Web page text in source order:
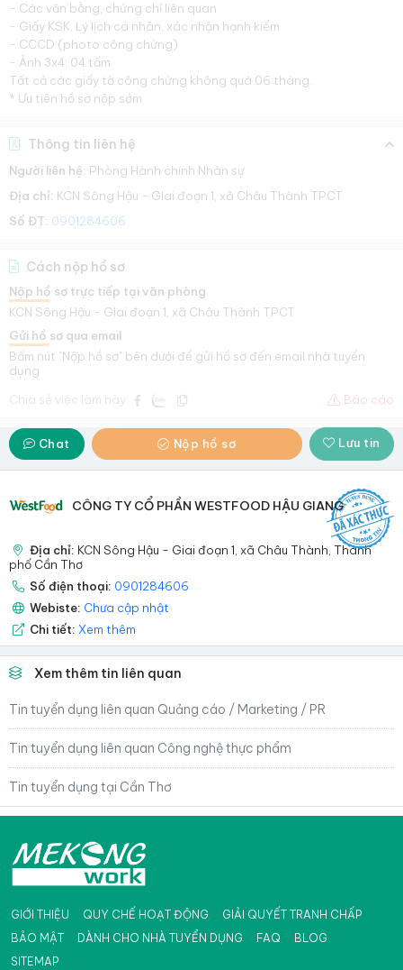
- Các văn bằng, chứng chỉ liên quan
- Giấy KSK, Lý lịch cá nhân, xác nhận hạnh kiểm
- CCCD (photo công chứng)
- Ảnh 3x4: 04 tấm
Tất cả các giấy tờ công chứng không quá 06 tháng.
* Ưu tiên hồ sơ nộp sớm
Thông tin liên hệ
Người liên hệ: Phòng Hành chính Nhân sự
Địa chỉ: KCN Sông Hậu - GIai đoạn 1, xã Châu Thành TPCT
Số ĐT: 0901284606
Cách nộp hồ sơ
Nộp hồ sơ trực tiếp tại văn phòng
KCN Sông Hậu - GIai đoạn 1, xã Châu Thành TPCT
Gửi hồ sơ qua email
Bấm nút "Nộp hồ sơ" bên dưới để gửi hồ sơ đến email nhà tuyển
dụng
Chia sẻ việc làm này:
Báo cáo
Chat Nộp hồ sơ Lưu tin
CÔNG TY CỔ PHẦN WESTFOOD HẬU GIANG
Địa chỉ: KCN Sông Hậu - Giai đoạn 1, xã Châu Thành, Thành
phố Cần Thơ
Số điện thoại: 0901284606
Webiste: Chưa cập nhật
Chi tiết: Xem thêm
Xem thêm tin liên quan
Tin tuyển dụng liên quan Quảng cáo / Marketing / PR
Tin tuyển dụng liên quan Công nghệ thực phẩm
Tin tuyển dụng tại Cần Thơ
GIỚI THIỆU QUY CHẾ HOẠT ĐỘNG
GIẢI QUYẾT TRANH CHẤP
BẢO MẬT
DÀNH CHO NHÀ TUYỂN DỤNG FAQ
BLOG
SITEMAP